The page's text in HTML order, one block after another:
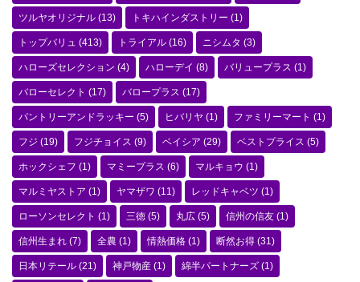
ツルヤオリジナル (13) トキハインダストリー (1)
トップバリュ (413) トライアル (16) ニシムタ (3)
ハローズセレクション (4) ハローデイ (8) バリュープラス (1)
バローセレクト (17) バロープラス (17)
パントリーアンドラッキー (5) ヒバリヤ (1) ファミリーマート (1)
フジ (19) フジチョイス (9) ベイシア (29) ベストプライス (5)
ホックシェフ (1) マミープラス (6) マルキョウ (1)
マルミヤストア (1) ヤマザワ (11) レッドキャベツ (1)
ローソンセレクト (1) 三徳 (5) 丸広 (5) 信州の信友 (1)
信州生まれ (7) 全農 (1) 情熱価格 (1) 断然お得 (31)
日本リテール (21) 神戸物産 (1) 綿半パートナーズ (1)